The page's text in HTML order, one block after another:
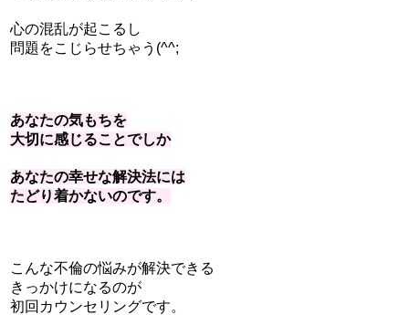
心の混乱が起こるし
問題をこじらせちゃう(^^;
あなたの気もちを
大切に感じることでしか
あなたの幸せな解決法には
たどり着かないのです。
こんな不倫の悩みが解決できる
きっかけになるのが
初回カウンセリングです。